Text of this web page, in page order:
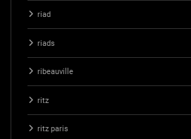
riad
riads
ribeauville
ritz
ritz paris